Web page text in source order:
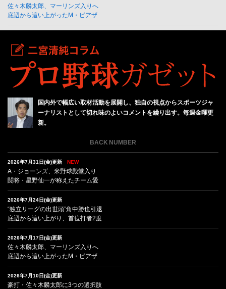
佐々木麟太郎、マーリンズ入りへ
底辺から這い上がったM・ピアザ
国内外で幅広い取材活動を展開し、独自の視点からスポーツジャ
ーナリストとして切れ味のよいコメントを繰り出す。毎週金曜更
新。
BACK NUMBER
2026年7月31日(金)更新 NEW
A・ジョーンズ、米野球殿堂入り
闘将・星野仙一が称えたチーム愛
2026年7月24日(金)更新
“独立リーグの出世頭”角中勝也引退
底辺から這い上がり、首位打者2度
2026年7月17日(金)更新
佐々木麟太郎、マーリンズ入りへ
底辺から這い上がったM・ピアザ
2026年7月10日(金)更新
豪打・佐々木麟太郎に3つの選択肢